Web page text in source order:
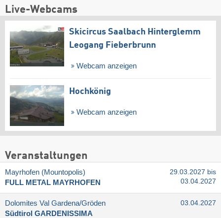
Live-Webcams
Skicircus Saalbach Hinterglemm
Leogang Fieberbrunn
Webcam anzeigen
Hochkönig
Webcam anzeigen
Veranstaltungen
Mayrhofen (Mountopolis)
FULL METAL MAYRHOFEN
29.03.2027 bis
03.04.2027
Dolomites Val Gardena/​Gröden
Südtirol GARDENISSIMA
03.04.2027